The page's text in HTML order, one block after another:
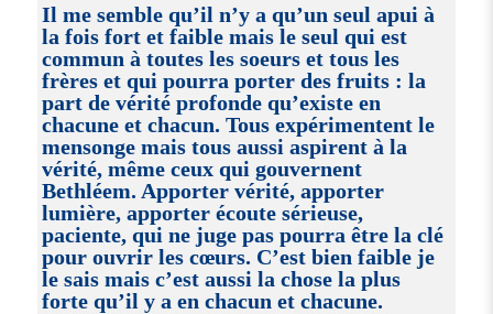
Il me semble qu’il n’y a qu’un seul apui à
la fois fort et faible mais le seul qui est
commun à toutes les soeurs et tous les
frères et qui pourra porter des fruits : la
part de vérité profonde qu’existe en
chacune et chacun. Tous expérimentent le
mensonge mais tous aussi aspirent à la
vérité, même ceux qui gouvernent
Bethléem. Apporter vérité, apporter
lumière, apporter écoute sérieuse,
paciente, qui ne juge pas pourra être la clé
pour ouvrir les cœurs. C’est bien faible je
le sais mais c’est aussi la chose la plus
forte qu’il y a en chacun et chacune.